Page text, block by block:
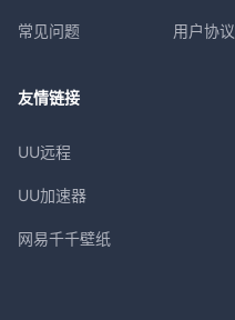
常见问题 用户协议
友情链接
UU远程
UU加速器
网易千千壁纸